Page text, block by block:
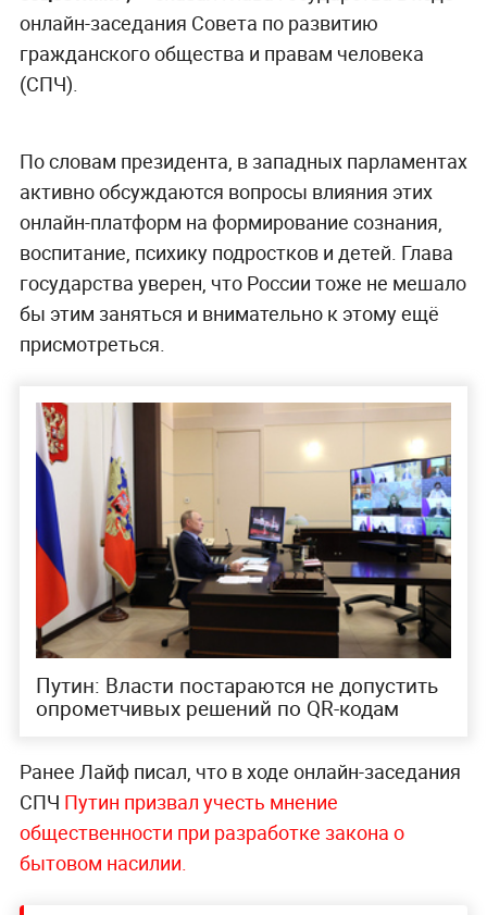
онлайн-заседания Совета по развитию
гражданского общества и правам человека
(СПЧ).
По словам президента, в западных парламентах
активно обсуждаются вопросы влияния этих
онлайн-платформ на формирование сознания,
воспитание, психику подростков и детей. Глава
государства уверен, что России тоже не мешало
бы этим заняться и внимательно к этому ещё
присмотреться.
Путин: Власти постараются не допустить
опрометчивых решений по QR-кодам
Ранее Лайф писал, что в ходе онлайн-заседания
СПЧ Путин призвал учесть мнение
общественности при разработке закона о
бытовом насилии.